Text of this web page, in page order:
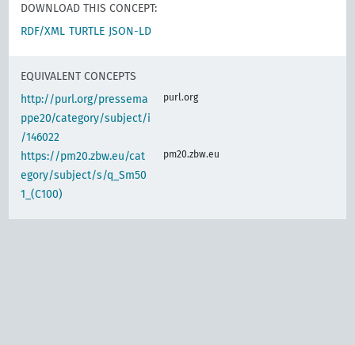
DOWNLOAD THIS CONCEPT:
RDF/XML TURTLE JSON-LD
EQUIVALENT CONCEPTS
http://purl.org/pressema
ppe20/category/subject/i
/146022
purl.org
https://pm20.zbw.eu/cat
egory/subject/s/q_Sm50
1_(C100)
pm20.zbw.eu